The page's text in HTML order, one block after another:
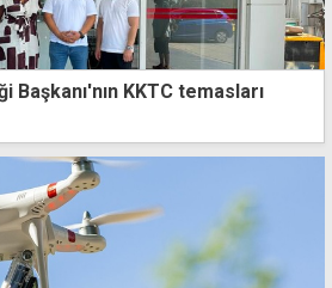
Başkanı'nın KKTC temasları